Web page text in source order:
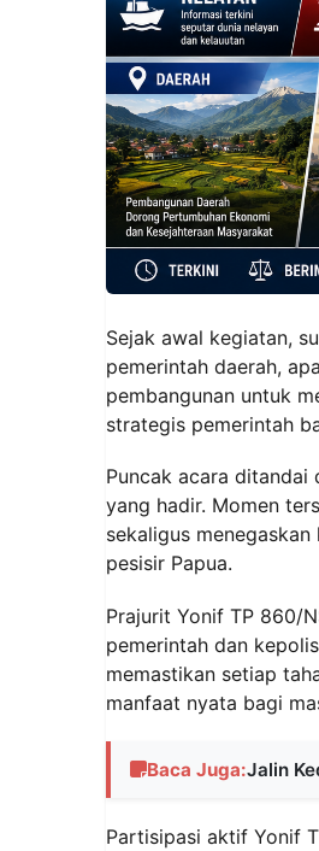
Sejak awal kegiatan,
pemerintah daerah,
pembangunan untuk
strategis pemerintah
Puncak acara
yang hadir. Momen
sekaligus
pesisir Papua.
Prajurit Yonif TP 860/
pemerintah dan
memastikan setiap
manfaat nyata bagi
Baca Juga:Jalin
Partisipasi aktif Yonif